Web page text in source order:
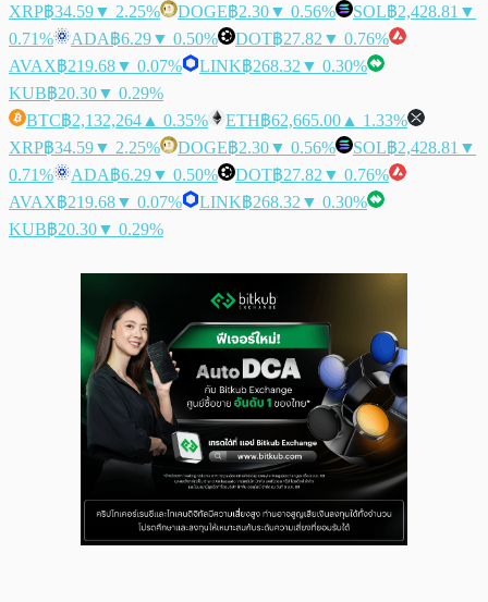
XRP฿34.59▼ 2.25% DOGE฿2.30▼ 0.56% SOL฿2,428.81 ▼
0.71%
ADA฿6.29▼ 0.50% DOT฿27.82 ▼ 0.76%
AVAX฿219.68▼ 0.07% LINK฿268.32 ▼ 0.30%
KUB฿20.30▼ 0.29%
BTC฿2,132,264 ▲ 0.35% ETH฿62,665.00 ▲ 1.33%
XRP฿34.59▼ 2.25% DOGE฿2.30▼ 0.56% SOL฿2,428.81 ▼
0.71%
ADA฿6.29▼ 0.50% DOT฿27.82 ▼ 0.76%
AVAX฿219.68▼ 0.07% LINK฿268.32 ▼ 0.30%
KUB฿20.30▼ 0.29%